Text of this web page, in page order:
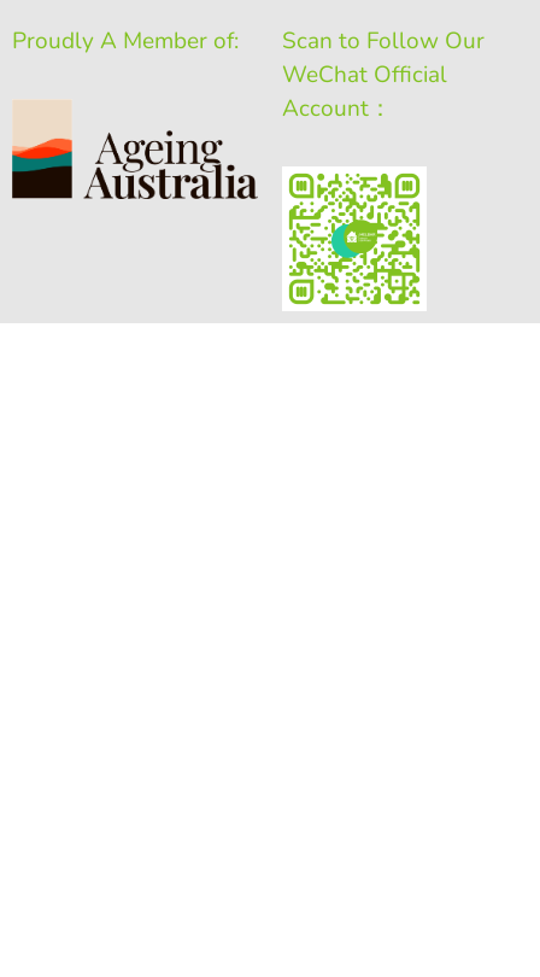
Proudly A Member of:
Scan to Follow Our
WeChat Official
Account：